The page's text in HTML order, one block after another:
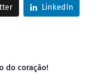
LinkedIn
do coração!